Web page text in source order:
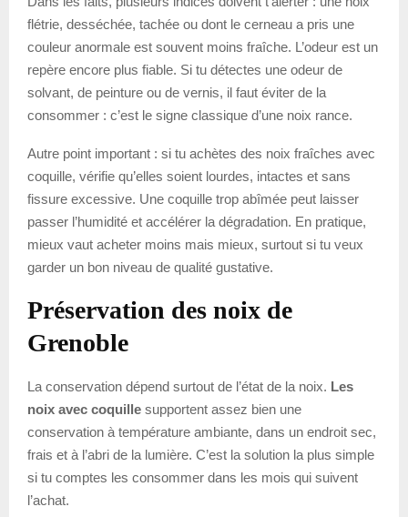
flétrie, desséchée, tachée ou dont le cerneau a pris une
couleur anormale est souvent moins fraîche. L’odeur est un
repère encore plus fiable. Si tu détectes une odeur de
solvant, de peinture ou de vernis, il faut éviter de la
consommer : c’est le signe classique d’une noix rance.
Autre point important : si tu achètes des noix fraîches avec
coquille, vérifie qu’elles soient lourdes, intactes et sans
fissure excessive. Une coquille trop abîmée peut laisser
passer l’humidité et accélérer la dégradation. En pratique,
mieux vaut acheter moins mais mieux, surtout si tu veux
garder un bon niveau de qualité gustative.
Préservation des noix de
Grenoble
La conservation dépend surtout de l’état de la noix. Les
noix avec coquille supportent assez bien une
conservation à température ambiante, dans un endroit sec,
frais et à l’abri de la lumière. C’est la solution la plus simple
si tu comptes les consommer dans les mois qui suivent
l’achat.